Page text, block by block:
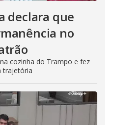
declara que
no
cozinha do Trampo e fez
trajetória